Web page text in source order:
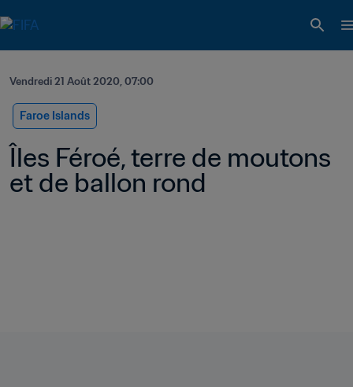
Vendredi 21 Août 2020, 07:00
Faroe Islands
Îles Féroé, terre de moutons
et de ballon rond